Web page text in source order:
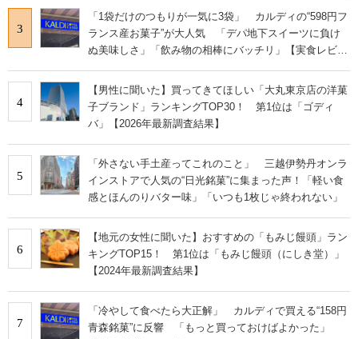
3
「1袋だけのつもりが一気に3袋」 カルディの“598円フ
ランス産お菓子”が大人気 「デパ地下スイーツに負け
ぬ美味しさ」「飲み物の相棒にバッチリ」【実食レビュ
4
【男性に聞いた】買ってきてほしい「大丸東京店の洋菓
子ブランド」ランキングTOP30！ 第1位は「ゴディ
バ」【2026年最新調査結果】
5
「外さない手土産ってこれのこと」 三越伊勢丹オンラ
インストアで人気の“日光銘菓”に集まった声！「軽い食
感とほんのりバター味」「いつも1枚じゃ終われない」
6
【地元の女性に聞いた】おすすめの「もみじ饅頭」ラン
キングTOP15！ 第1位は「もみじ饅頭（にしき堂）」
【2024年最新調査結果】
7
「冷やして食べたら大正解」 カルディで買える“158円
青森銘菓”に反響 「もっと買っておけばよかった」